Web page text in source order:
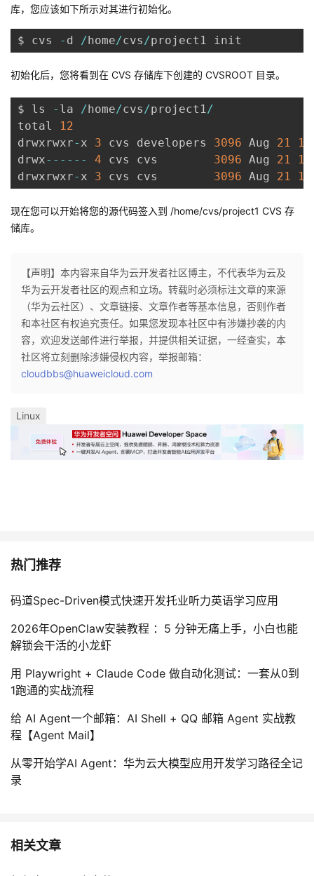
藏
库，您应该如下所示对其进行初始化。
$ cvs - d /home/cvs/project1 init
初始化后，您将看到在 CVS 存储库下创建的 CVSROOT 目录。
$ ls - la /home/cvs/project1/
total
12
drwxrwxr- x 3 cvs developers 3096 Aug 21 15
drwx-- -- -- 4 cvs cvs 3096 Aug 21 15
drwxrwxr- x 3 cvs cvs 3096 Aug 21 15
现在您可以开始将您的源代码签入到 /home/cvs/project1 CVS 存
储库。
【声明】本内容来自华为云开发者社区博主，不代表华为云及
华为云开发者社区的观点和立场。转载时必须标注文章的来源
（华为云社区）、文章链接、文章作者等基本信息，否则作者
和本社区有权追究责任。如果您发现本社区中有涉嫌抄袭的内
容，欢迎发送邮件进行举报，并提供相关证据，一经查实，本
社区将立刻删除涉嫌侵权内容，举报邮箱：
cloudbbs@huaweicloud.com
Linux
热门推荐
码道Spec-Driven模式快速开发托业听力英语学习应用
2026年OpenClaw安装教程 ：5 分钟无痛上手，小白也能
解锁会干活的小龙虾
用 Playwright + Claude Code 做自动化测试：一套从0到
1跑通的实战流程
给 AI Agent一个邮箱：AI Shell + QQ 邮箱 Agent 实战教
程【Agent Mail】
从零开始学AI Agent：华为云大模型应用开发学习路径全记
录
相关文章